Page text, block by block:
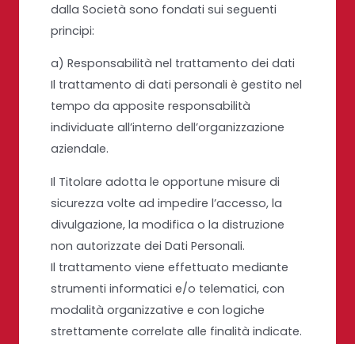
dalla Società sono fondati sui seguenti
principi:
a) Responsabilità nel trattamento dei dati
Il trattamento di dati personali è gestito nel
tempo da apposite responsabilità
individuate all’interno dell’organizzazione
aziendale.
Il Titolare adotta le opportune misure di
sicurezza volte ad impedire l’accesso, la
divulgazione, la modifica o la distruzione
non autorizzate dei Dati Personali.
Il trattamento viene effettuato mediante
strumenti informatici e/o telematici, con
modalità organizzative e con logiche
strettamente correlate alle finalità indicate.